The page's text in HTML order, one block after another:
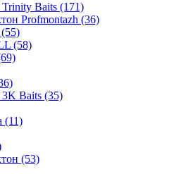
Baits (171)
Profmontazh (36)
(58)
Baits (35)
(11)
(53)